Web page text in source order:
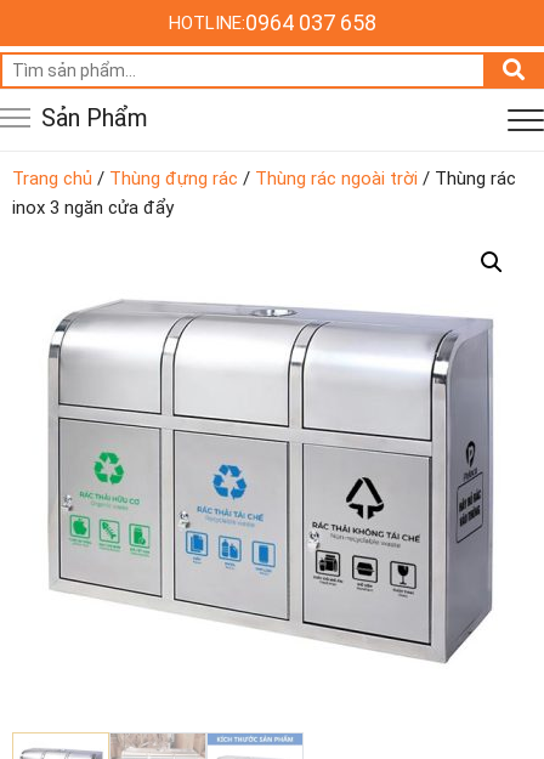
HOTLINE:0964 037 658
Tìm
kiếm:
Sản Phẩm
Trang chủ / Thùng đựng rác / Thùng rác ngoài trời / Thùng rác
inox 3 ngăn cửa đẩy